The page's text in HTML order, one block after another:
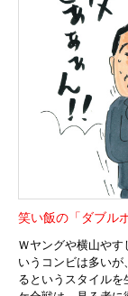
笑い飯の「ダブル
Ｗヤングや横山やす
いうコンビは多い
るというスタイル